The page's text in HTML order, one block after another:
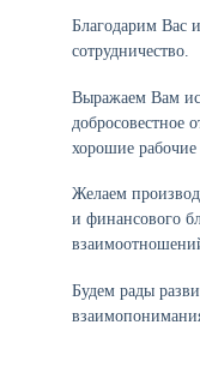
Благодарим Вас
сотрудничество.
Выражаем Вам
добросовестное
хорошие
Желаем
и финансового
Будем рады